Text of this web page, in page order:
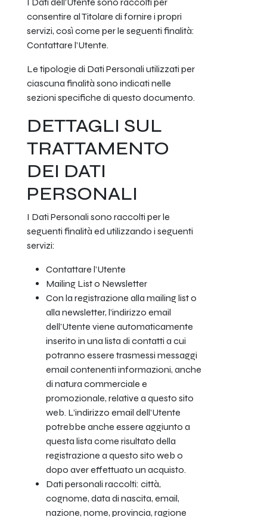
consentire al Titolare di fornire i propri
servizi, così come per le seguenti finalità:
Contattare l’Utente.
Le tipologie di Dati Personali utilizzati per
ciascuna finalità sono indicati nelle
sezioni specifiche di questo documento.
DETTAGLI SUL
TRATTAMENTO
DEI DATI
PERSONALI
I Dati Personali sono raccolti per le
seguenti finalità ed utilizzando i seguenti
servizi:
Contattare l’Utente
Mailing List o Newsletter
Con la registrazione alla mailing list o
alla newsletter, l’indirizzo email
dell’Utente viene automaticamente
inserito in una lista di contatti a cui
potranno essere trasmessi messaggi
email contenenti informazioni, anche
di natura commerciale e
promozionale, relative a questo sito
web. L’indirizzo email dell’Utente
potrebbe anche essere aggiunto a
questa lista come risultato della
registrazione a questo sito web o
dopo aver effettuato un acquisto.
Dati personali raccolti: città,
cognome, data di nascita, email,
nazione, nome, provincia, ragione